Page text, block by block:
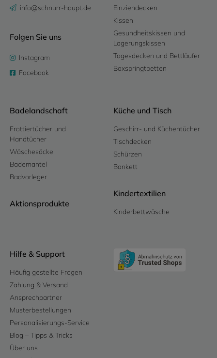
info@schnurr-haupt.de
Folgen Sie uns
Instagram
Facebook
Einziehdecken
Kissen
Gesundheitskissen und
Lagerungskissen
Tagesdecken und Bettläufer
Boxspringtbetten
Badelandschaft
Frottiertücher und
Handtücher
Wäschesäcke
Bademantel
Badvorleger
Aktionsprodukte
Küche und Tisch
Geschirr- und Küchentücher
Tischdecken
Schürzen
Bankett
Kindertextilien
Kinderbettwäsche
Hilfe & Support
Häufig gestellte Fragen
Zahlung & Versand
Ansprechpartner
Musterbestellungen
Personalisierungs-Service
Blog – Tipps & Tricks
Über uns